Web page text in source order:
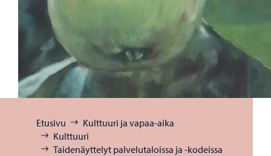
Selaa:
Etusivu
Kulttuuri ja vapaa-aika
Kulttuuri
Taidenäyttelyt palvelutaloissa ja -kodeissa